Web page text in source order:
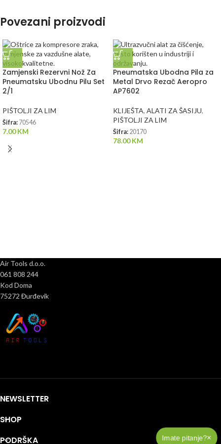
Povezani proizvodi
Zamjenski Rezervni Nož Za
Pneumatsku Ubodnu Pilu Set
2/1
PIŠTOLJI ZA LIM
Šifra: 70546
7.00KM
Pneumatska Ubodna Pila za
Metal Drvo Rezač Aeropro
AP7602
KLIJEŠTA, ALATI ZA ŠASIJU,
PIŠTOLJI ZA LIM
Šifra: 20170
78.00KM
Air Tools d.o.o.
061 808 244
Kod Doma
75272 Đurđevik
NEWSLETTER
SHOP
PODRŠKA
Imate pitanje?×